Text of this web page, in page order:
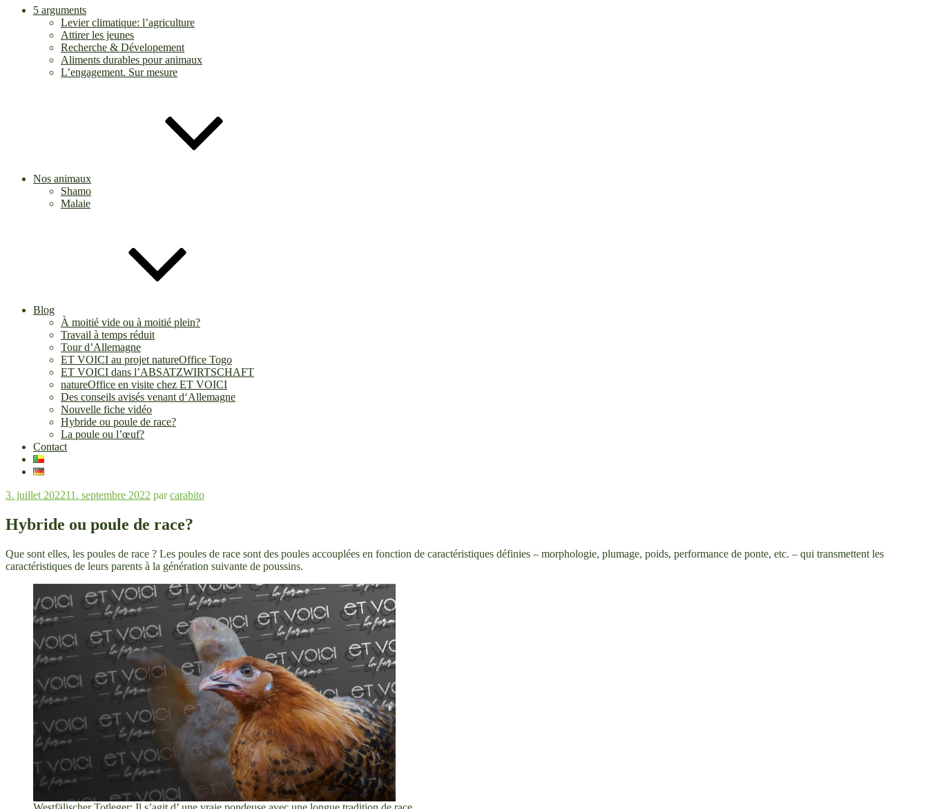
5 arguments
Levier climatique: l’agriculture
Attirer les jeunes
Recherche & Dévelopement
Aliments durables pour animaux
L’engagement. Sur mesure
Nos animaux
Shamo
Malaie
Blog
À moitié vide ou à moitié plein?
Travail à temps réduit
Tour d’Allemagne
ET VOICI au projet natureOffice Togo
ET VOICI dans l’ABSATZWIRTSCHAFT
natureOffice en visite chez ET VOICI
Des conseils avisés venant d‘Allemagne
Nouvelle fiche vidéo
Hybride ou poule de race?
La poule ou l’œuf?
Contact
Publié
3. juillet 202211. septembre 2022 parcarabito
Hybride ou poule de race?
Que sont elles, les poules de race ? Les poules de race sont des poules accouplées en fonction de caractéristiques définies – morphologie, plumage, poids, performance de ponte, etc. – qui transmettent les
caractéristiques de leurs parents à la génération suivante de poussins.